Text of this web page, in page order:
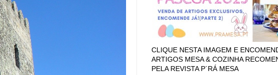
CLIQUE NESTA IMAGEM E
ARTIGOS MESA & COZINHA
PELA REVISTA P´RÁ MESA